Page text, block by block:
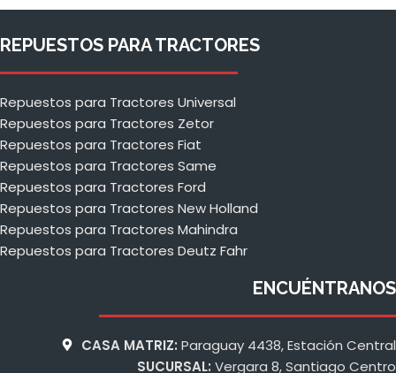
REPUESTOS PARA TRACTORES
Repuestos para Tractores Universal
Repuestos para Tractores Zetor
Repuestos para Tractores Fiat
Repuestos para Tractores Same
Repuestos para Tractores Ford
Repuestos para Tractores New Holland
Repuestos para Tractores Mahindra
Repuestos para Tractores Deutz Fahr
ENCUÉNTRANOS
CASA MATRIZ: Paraguay 4438, Estación Central
SUCURSAL: Vergara 8, Santiago Centro